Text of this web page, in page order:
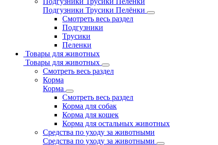
Подгузники Трусики Пелёнки
Смотреть весь раздел
Подгузники
Трусики
Пеленки
Товары для животных
Товары для животных
Смотреть весь раздел
Корма
Корма
Смотреть весь раздел
Корма для собак
Корма для кошек
Корма для остальных животных
Средства по уходу за животными
Средства по уходу за животными